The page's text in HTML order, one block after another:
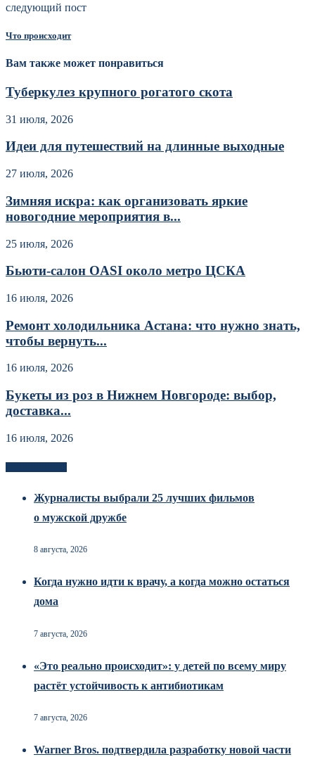
следующий пост
Что происходит
Вам также может понравиться
Туберкулез крупного рогатого скота
31 июля, 2026
Идеи для путешествий на длинные выходные
27 июля, 2026
Зимняя искра: как организовать яркие
новогодние мероприятия в...
25 июля, 2026
Бьюти-салон OASI около метро ЦСКА
16 июля, 2026
Ремонт холодильника Астана: что нужно знать,
чтобы вернуть...
16 июля, 2026
Букеты из роз в Нижнем Новгороде: выбор,
доставка...
16 июля, 2026
Журналисты выбрали 25 лучших фильмов
о мужской дружбе
8 августа, 2026
Когда нужно идти к врачу, а когда можно остаться
дома
7 августа, 2026
«Это реально происходит»: у детей по всему миру
растёт устойчивость к антибиотикам
7 августа, 2026
Warner Bros. подтвердила разработку новой части